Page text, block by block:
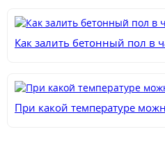
Как залить бетонный пол в
При какой температуре